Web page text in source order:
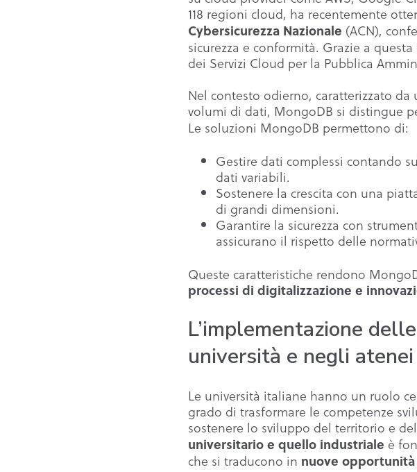
118 regioni cloud, ha recentemente
Cybersicurezza Nazionale (ACN),
sicurezza e conformità. Grazie a
dei Servizi Cloud per la Pubblica
Nel contesto odierno, caratterizzato
volumi di dati, MongoDB si distingue
Le soluzioni MongoDB permettono di:
Gestire dati complessi contando
dati variabili.
Sostenere la crescita con una
di grandi dimensioni.
Garantire la sicurezza con
assicurano il rispetto delle
Queste caratteristiche rendono
processi di digitalizzazione e
L’implementazione
università e negli atenei
Le università italiane hanno un ruolo
grado di trasformare le competenze
sostenere lo sviluppo del territorio e
universitario e quello industriale è
che si traducono in nuove